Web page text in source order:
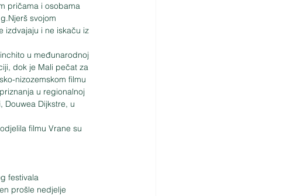
pričama i osobama
svojom
izdvajaju i ne iskaču iz
u međunarodnoj
dok je Mali pečat za
nizozemskom filmu
u regionalnoj
Douwea Dijkstre, u
filmu Vrane su
festivala
prošle nedjelje